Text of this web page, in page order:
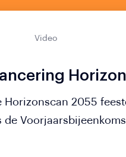
Video
Horizonscan 2055